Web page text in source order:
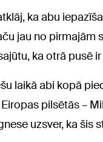
ka abu
jau no pirmajām
ka otrā pusē
laikā abi kopā
pilsētās –
uzsver, ka šis